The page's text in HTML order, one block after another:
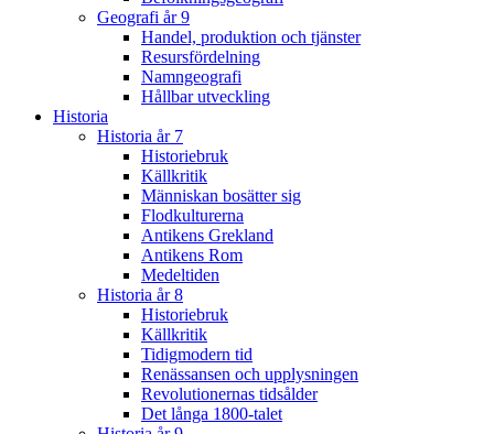
Geografi år 9
Handel, produktion och tjänster
Resursfördelning
Namngeografi
Hållbar utveckling
Historia
Historia år 7
Historiebruk
Källkritik
Människan bosätter sig
Flodkulturerna
Antikens Grekland
Antikens Rom
Medeltiden
Historia år 8
Historiebruk
Källkritik
Tidigmodern tid
Renässansen och upplysningen
Revolutionernas tidsålder
Det långa 1800-talet